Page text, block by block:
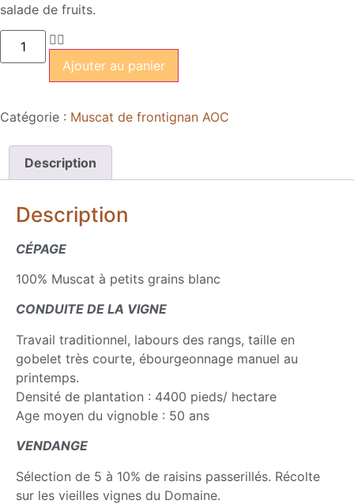
salade de fruits.
Ajouter au panier
Catégorie : Muscat de frontignan AOC
Description
Description
CÉPAGE
100% Muscat à petits grains blanc
CONDUITE DE LA VIGNE
Travail traditionnel, labours des rangs, taille en
gobelet très courte, ébourgeonnage manuel au
printemps.
Densité de plantation : 4400 pieds/ hectare
Age moyen du vignoble : 50 ans
VENDANGE
Sélection de 5 à 10% de raisins passerillés. Récolte
sur les vieilles vignes du Domaine.